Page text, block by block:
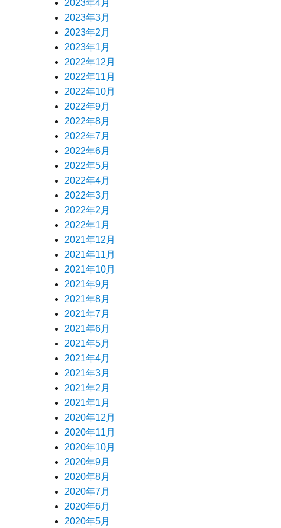
2023年4月
2023年3月
2023年2月
2023年1月
2022年12月
2022年11月
2022年10月
2022年9月
2022年8月
2022年7月
2022年6月
2022年5月
2022年4月
2022年3月
2022年2月
2022年1月
2021年12月
2021年11月
2021年10月
2021年9月
2021年8月
2021年7月
2021年6月
2021年5月
2021年4月
2021年3月
2021年2月
2021年1月
2020年12月
2020年11月
2020年10月
2020年9月
2020年8月
2020年7月
2020年6月
2020年5月